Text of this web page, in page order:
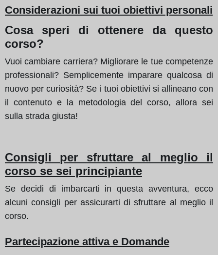
Considerazioni sui tuoi obiettivi personali
Cosa speri di ottenere da questo
corso?
Vuoi cambiare carriera? Migliorare le tue competenze
professionali? Semplicemente imparare qualcosa di
nuovo per curiosità? Se i tuoi obiettivi si allineano con
il contenuto e la metodologia del corso, allora sei
sulla strada giusta!
Consigli per sfruttare al meglio il
corso se sei principiante
Se decidi di imbarcarti in questa avventura, ecco
alcuni consigli per assicurarti di sfruttare al meglio il
corso.
Partecipazione attiva e Domande